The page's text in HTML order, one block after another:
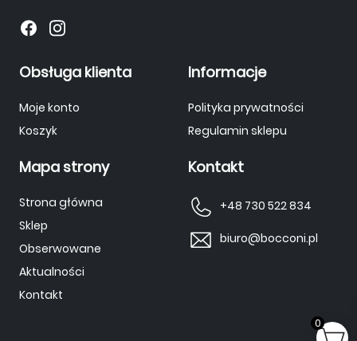
Obsługa klienta
Moje konto
Koszyk
Informacje
Polityka prywatności
Regulamin sklepu
Mapa strony
Strona główna
Sklep
Obserwowane
Aktualności
Kontakt
Kontakt
+48 730 522 834
biuro@bocconi.pl
0